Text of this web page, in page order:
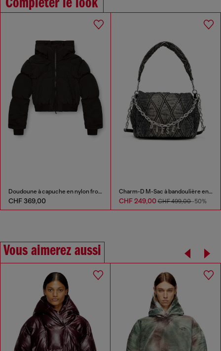
Compléter le look
Doudoune à capuche en nylon froissé
CHF 369,00
Charm-D M-Sac à bandoulière en denim matelassé
CHF 249,00CHF 499,00-50%
Vous aimerez aussi